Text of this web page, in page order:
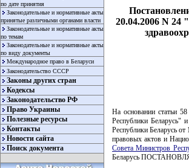
по дате принятия
Законодательные и нормативные акты
принятые различными органами власти
Законодательные и нормативные акты
по темам
Законодательные и нормативные акты
по виду документы
Международное право в Беларуси
Законодательство СССР
Законы других стран
Кодексы
Законодательство РФ
Право Украины
Полезные ресурсы
Контакты
Новости сайта
Поиск документа
20.04.2006 N 24
На основании статьи 58
Республики Беларусь"
Республики Беларусь
правовых актов и
Совета Министров
Беларусь